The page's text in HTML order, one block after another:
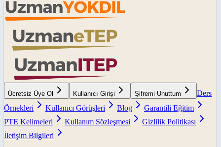
Ücretsiz Üye Ol Kullanıcı Girişi Şifremi Unuttum
Ders
Örnekleri
Kullanıcı Görüşleri Blog
Garantili Eğitim
PTE Kelimeleri
Kullanım Sözleşmesi
Gizlilik Politikası
İletişim Bilgileri